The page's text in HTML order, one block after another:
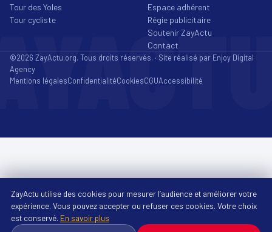
Tour des Yoles
Tour cycliste
Espace adhérent
Régie publicitaire
Soutenir ZayActu
Contact
©2026 ZayActu.org. Tous droits réservés. · Site réalisé par Enjoy Digital
Agency
Mentions légalesConfidentialitéCookiesCGUAccessibilité
ZayActu utilise des cookies pour mesurer l’audience et améliorer votre
expérience. Vous pouvez accepter ou refuser ces cookies. Votre choix
est conservé. En savoir plus